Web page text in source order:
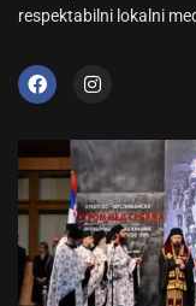
respektabilni lokalni